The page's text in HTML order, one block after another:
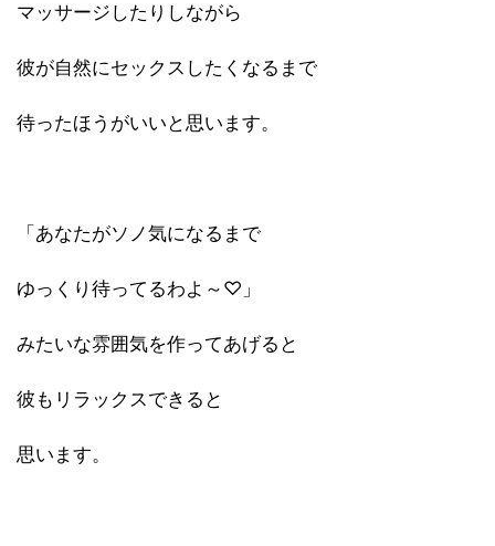
マッサージしたりしながら
彼が自然にセックスしたくなるまで
待ったほうがいいと思います。
「あなたがソノ気になるまで
ゆっくり待ってるわよ～♡」
みたいな雰囲気を作ってあげると
彼もリラックスできると
思います。